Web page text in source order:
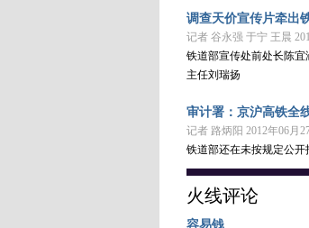
调查天价宣传片牵出
记者 谷永强 于宁 王晨
铁道部宣传处前处长陈
主任刘瑞扬
审计署：京沪高铁全
记者 路炳阳 2012年06月
铁道部还在未按规定公
火线评论
容易钱